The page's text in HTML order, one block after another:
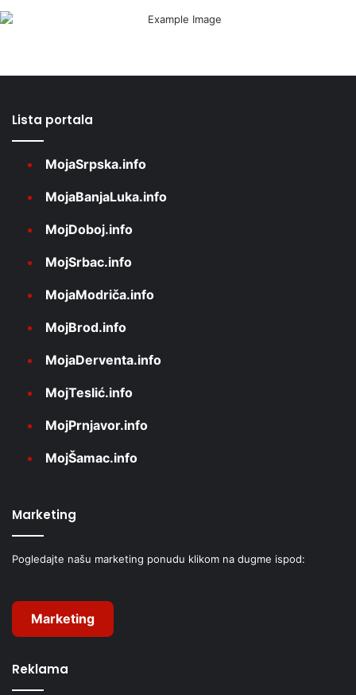
Lista portala
MojaSrpska.info
MojaBanjaLuka.info
MojDoboj.info
MojSrbac.info
MojaModriča.info
MojBrod.info
MojaDerventa.info
MojTeslić.info
MojPrnjavor.info
MojŠamac.info
Marketing
Pogledajte našu marketing ponudu klikom na dugme ispod:
Marketing
Reklama